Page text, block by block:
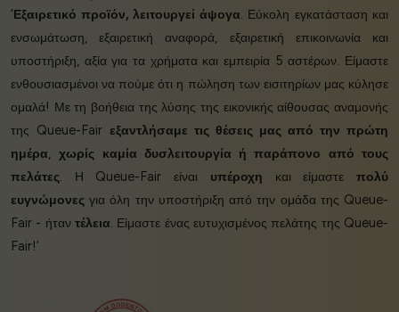
‘Εξαιρετικό προϊόν, λειτουργεί άψογα. Εύκολη εγκατάσταση και
ενσωμάτωση, εξαιρετική αναφορά, εξαιρετική επικοινωνία και
υποστήριξη, αξία για τα χρήματα και εμπειρία 5 αστέρων. Είμαστε
ενθουσιασμένοι να πούμε ότι η πώληση των εισιτηρίων μας κύλησε
ομαλά! Με τη βοήθεια της λύσης της εικονικής αίθουσας αναμονής
της Queue-Fair εξαντλήσαμε τις θέσεις μας από την πρώτη
ημέρα,χωρίς καμία δυσλειτουργία ή παράπονο από τους
πελάτες. Η Queue-Fair είναι υπέροχη και είμαστεπολύ
ευγνώμονες για όλη την υποστήριξη από την ομάδα της Queue-
Fair - ήταν τέλεια. Είμαστε ένας ευτυχισμένος πελάτης της Queue-
Fair!’